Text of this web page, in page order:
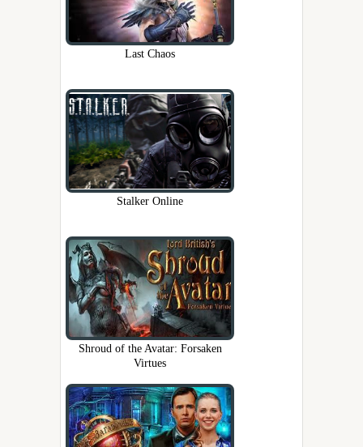
Last Chaos
Stalker Online
Shroud of the Avatar: Forsaken
Virtues